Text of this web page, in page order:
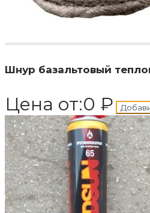
Шнур базальтовый
Цена от:0 ₽